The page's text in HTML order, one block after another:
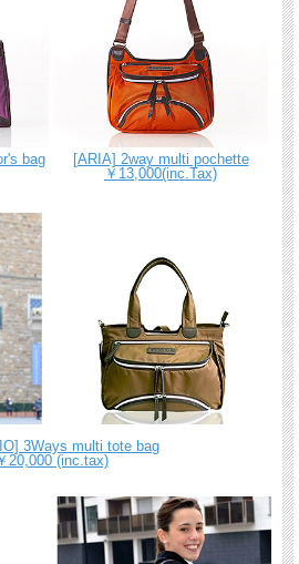
bag
[ARIA] 2way multi pochette
￥13,000(inc.Tax)
3Ways multi tote bag
20,000 (inc.tax)